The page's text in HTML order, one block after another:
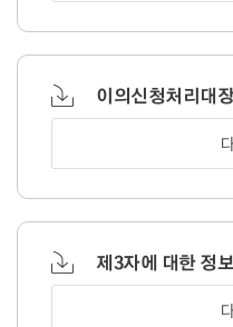
이의신청처리대장
제3자에 대한 정